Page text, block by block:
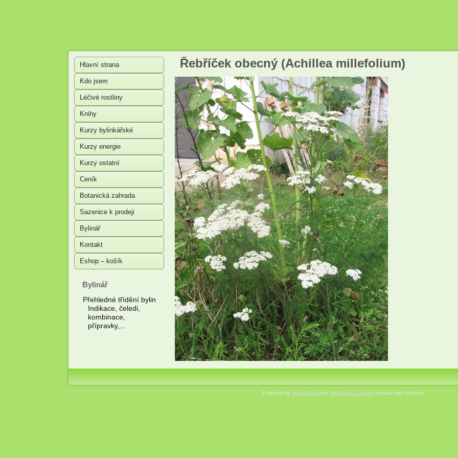
Hlavní strana
Kdo jsem
Léčivé rostliny
Knihy
Kurzy bylinkářské
Kurzy energie
Kurzy ostatní
Ceník
Botanická zahrada
Sazenice k prodeji
Bylinář
Kontakt
Eshop – košík
Bylinář
Přehledné třídění bylin
Indikace, čeledi,
kombinace,
přípravky,...
Řebříček obecný (Achillea millefolium)
Powered by WordPress and WordPress Theme created with Artisteer.